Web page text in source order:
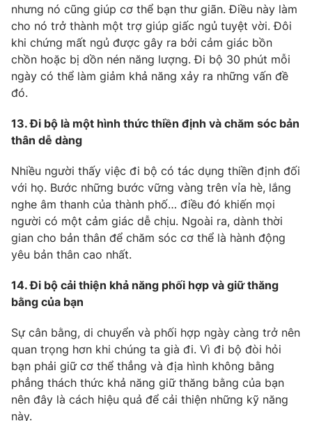
nhưng nó cũng giúp cơ thể bạn thư giãn. Điều này làm
cho nó trở thành một trợ giúp giấc ngủ tuyệt vời. Đôi
khi chứng mất ngủ được gây ra bởi cảm giác bồn
chồn hoặc bị dồn nén năng lượng. Đi bộ 30 phút mỗi
ngày có thể làm giảm khả năng xảy ra những vấn đề
đó.
13. Đi bộ là một hình thức thiền định và chăm sóc bản
thân dễ dàng
Nhiều người thấy việc đi bộ có tác dụng thiền định đối
với họ. Bước những bước vững vàng trên vỉa hè, lắng
nghe âm thanh của thành phố… điều đó khiến mọi
người có một cảm giác dễ chịu. Ngoài ra, dành thời
gian cho bản thân để chăm sóc cơ thể là hành động
yêu bản thân cao nhất.
14. Đi bộ cải thiện khả năng phối hợp và giữ thăng
bằng của bạn
Sự cân bằng, di chuyển và phối hợp ngày càng trở nên
quan trọng hơn khi chúng ta già đi. Vì đi bộ đòi hỏi
bạn phải giữ cơ thể thẳng và địa hình không bằng
phẳng thách thức khả năng giữ thăng bằng của bạn
nên đây là cách hiệu quả để cải thiện những kỹ năng
này.